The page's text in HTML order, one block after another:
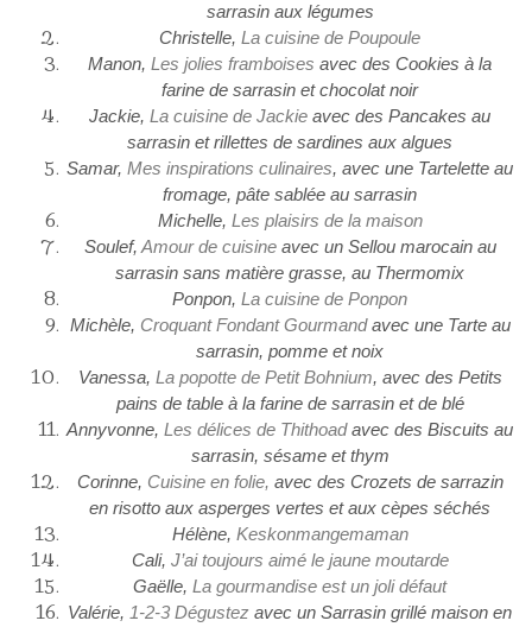
sarrasin aux légumes
Christelle, La cuisine de Poupoule
Manon, Les jolies framboises avec des Cookies à la
farine de sarrasin et chocolat noir
Jackie, La cuisine de Jackie avec des Pancakes au
sarrasin et rillettes de sardines aux algues
Samar, Mes inspirations culinaires, avec une Tartelette au
fromage, pâte sablée au sarrasin
Michelle, Les plaisirs de la maison
Soulef, Amour de cuisine avec un Sellou marocain au
sarrasin sans matière grasse, au Thermomix
Ponpon, La cuisine de Ponpon
Michèle, Croquant Fondant Gourmandavec une Tarte au
sarrasin, pomme et noix
Vanessa, La popotte de Petit Bohnium, avec des Petits
pains de table à la farine de sarrasin et de blé
Annyvonne, Les délices de Thithoadavec des Biscuits au
sarrasin, sésame et thym
Corinne, Cuisine en folie, avec des Crozets de sarrazin
en risotto aux asperges vertes et aux cèpes séchés
Hélène, Keskonmangemaman
Cali, J’ai toujours aimé le jaune moutarde
Gaëlle, La gourmandise est un joli défaut
Valérie, 1-2-3 Dégustez avec un Sarrasin grillé maison en